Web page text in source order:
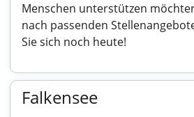
Menschen unterstützen
nach passenden
Sie sich noch heute!
Falkensee